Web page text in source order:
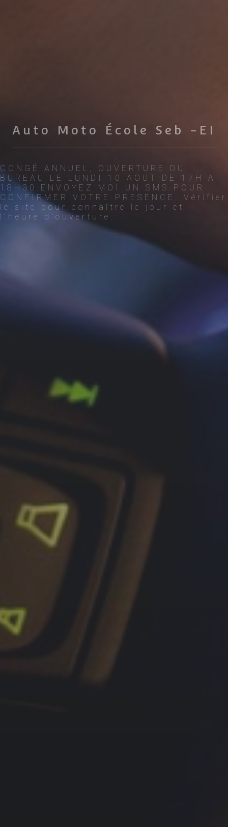
Auto Moto École Seb -EI
CONGÉ ANNUEL, OUVERTURE DU
BUREAU LE LUNDI 10 AOUT DE 17H A
18H30.ENVOYEZ MOI UN SMS POUR
CONFIRMER VOTRE PRESENCE. Vérifier
le site pour connaître le jour et
l'heure d'ouverture.